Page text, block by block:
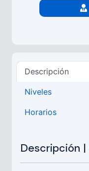
Descripción
Niveles
Horarios
Descripción |